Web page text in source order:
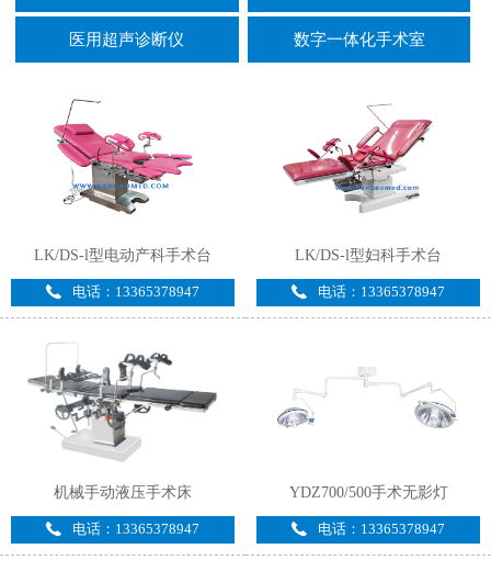
医用超声诊断仪 数字一体化手术室
LK/DS-l型电动产科手术台
电话：13365378947
LK/DS-l型妇科手术台
电话：13365378947
机械手动液压手术床
电话：13365378947
YDZ700/500手术无影灯
电话：13365378947